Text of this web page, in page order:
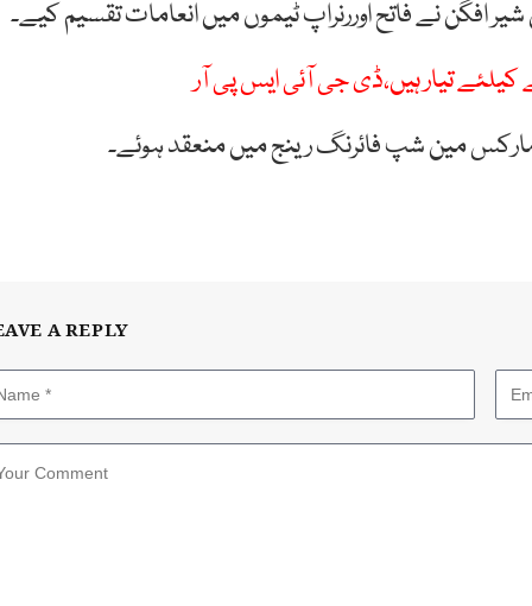
نے فاتح اوررنراپ ٹیموں میں انعامات تقسیم کیے۔
تیار ہیں،ڈی جی آئی ایس پی آر
مین شپ فائرنگ رینج میں منعقد ہوئے۔
A REPLY